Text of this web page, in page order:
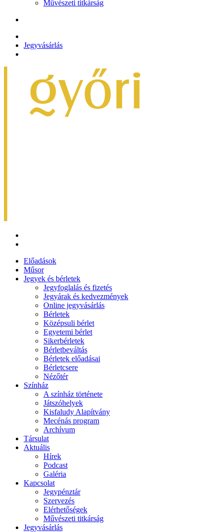
Művészeti titkárság
Jegyvásárlás
Előadások
Műsor
Jegyek és bérletek
Jegyfoglalás és fizetés
Jegyárak és kedvezmények
Online jegyvásárlás
Bérletek
Középsuli bérlet
Egyetemi bérlet
Sikerbérletek
Bérletbeváltás
Bérletek előadásai
Bérletcsere
Nézőtér
Színház
A színház története
Játszóhelyek
Kisfaludy Alapítvány
Mecénás program
Archívum
Társulat
Aktuális
Hírek
Podcast
Galéria
Kapcsolat
Jegypénztár
Szervezés
Elérhetőségek
Művészeti titkárság
Jegyvásárlás